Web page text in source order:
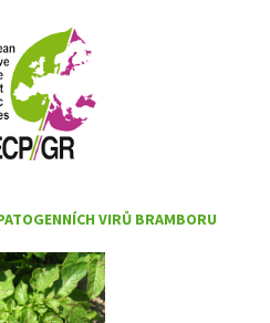
VIRŮ BRAMBORU